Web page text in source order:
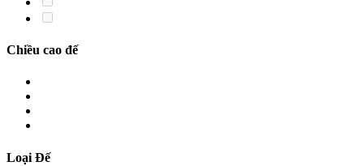
Chiều cao đế
Loại Đế